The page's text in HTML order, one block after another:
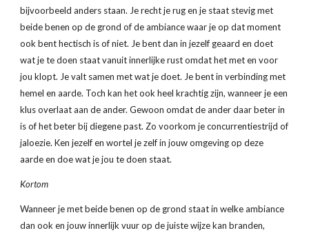
bijvoorbeeld anders staan. Je recht je rug en je staat stevig met
beide benen op de grond of de ambiance waar je op dat moment
ook bent hectisch is of niet. Je bent dan in jezelf geaard en doet
wat je te doen staat vanuit innerlijke rust omdat het met en voor
jou klopt. Je valt samen met wat je doet. Je bent in verbinding met
hemel en aarde. Toch kan het ook heel krachtig zijn, wanneer je een
klus overlaat aan de ander. Gewoon omdat de ander daar beter in
is of het beter bij diegene past. Zo voorkom je concurrentiestrijd of
jaloezie. Ken jezelf en wortel je zelf in jouw omgeving op deze
aarde en doe wat je jou te doen staat.
Kortom
Wanneer je met beide benen op de grond staat in welke ambiance
dan ook en jouw innerlijk vuur op de juiste wijze kan branden,